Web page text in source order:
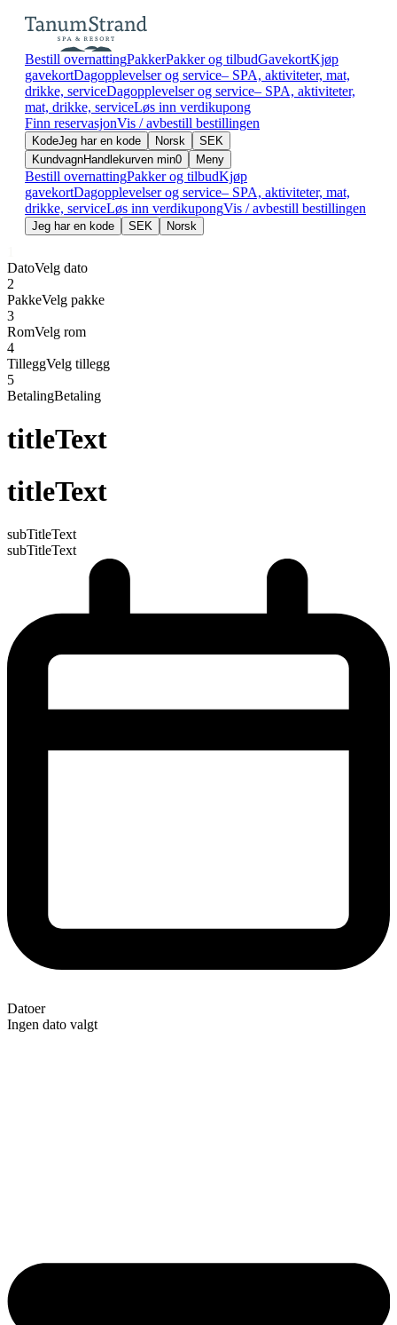
Bestill overnattingPakkerPakker og tilbudGavekortKjøp
gavekortDagopplevelser og service– SPA, aktiviteter, mat,
drikke, serviceDagopplevelser og service– SPA, aktiviteter,
mat, drikke, serviceLøs inn verdikupong
Finn reservasjonVis / avbestill bestillingen
KodeJeg har en kode Norsk
SEK
KundvagnHandlekurven min0 Meny
Bestill overnattingPakker og tilbudKjøp
gavekortDagopplevelser og service– SPA, aktiviteter, mat,
drikke, serviceLøs inn verdikupongVis / avbestill bestillingen
Jeg har en kode SEK Norsk
DatoVelg dato
2
PakkeVelg pakke
3
RomVelg rom
4
TilleggVelg tillegg
5
BetalingBetaling
titleText
titleText
subTitleText
subTitleText
Datoer
Ingen dato valgt